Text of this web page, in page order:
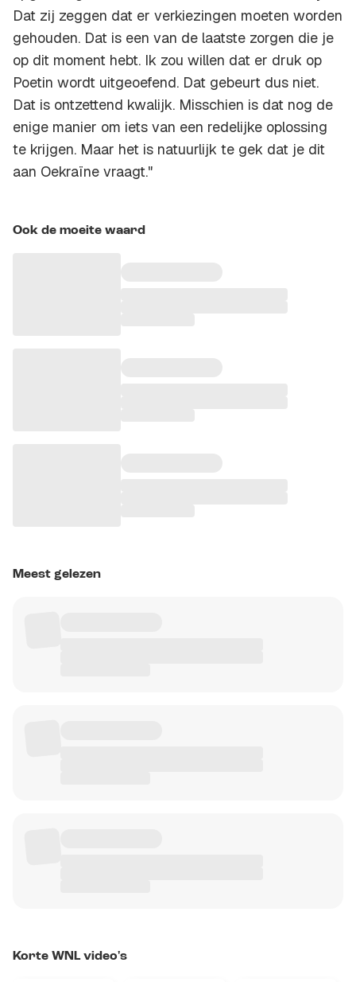
Dat zij zeggen dat er verkiezingen moeten worden
gehouden. Dat is een van de laatste zorgen die je
op dit moment hebt. Ik zou willen dat er druk op
Poetin wordt uitgeoefend. Dat gebeurt dus niet.
Dat is ontzettend kwalijk. Misschien is dat nog de
enige manier om iets van een redelijke oplossing
te krijgen. Maar het is natuurlijk te gek dat je dit
aan Oekraïne vraagt."
Ook de moeite waard
Meest gelezen
Korte WNL video's